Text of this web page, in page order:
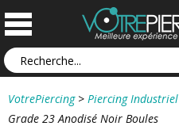
VotrePiercing > Piercing Industriel
Grade 23 Anodisé Noir Boules